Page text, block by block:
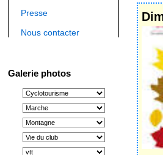
Presse
Nous contacter
Galerie photos